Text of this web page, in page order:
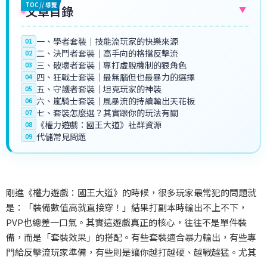
TOC // 導覽
文章目錄 ▼
01 一、學者套裝｜技能流玩家的快樂來源
02 二、決鬥者套裝｜高手向的格擋反擊流
03 三、破壞者套裝｜專打虛脫機制的狠角色
04 四、狂戰士套裝｜最無腦但也最暴力的選擇
05 五、守護者套裝｜坦克玩家的神裝
06 六、嵐騎士套裝｜風暴流的持續輸出天花板
07 七、套裝怎麼選？其實跟你的玩法有關
08 《權力遊戲：國王大道》社群資源
09 代儲常見問題
剛進《權力遊戲：國王大道》的時候，很多玩家最常犯的問題就
是：「裝備數值高就直接穿！」結果打副本時輸出不上不下，
PVP也總差一口氣。其實這遊戲真正的核心，往往不是單件裝
備，而是「套裝效果」的搭配。有些套裝適合暴力輸出，有些專
門給反擊流玩家準備，有些則是讓你越打越硬、越戰越猛。尤其